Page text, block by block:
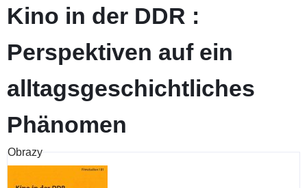
Kino in der DDR :
Perspektiven auf ein
alltagsgeschichtliches
Phänomen
Obrazy